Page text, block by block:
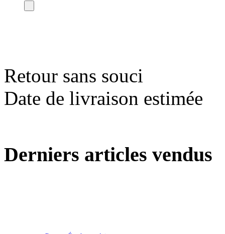
Retour sans souci
Date de livraison estimée
Derniers articles vendus